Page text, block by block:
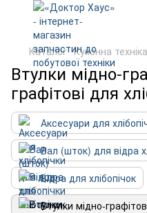
Каталог Кухонна техніка
Втулки мідно-
графітові для
Аксесуари для
Вал (шток) для відра
Відра для хлібопічок